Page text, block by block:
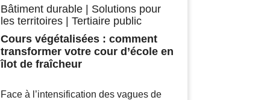
Bâtiment durable
Solutions pour
les territoires
Tertiaire public
Cours végétalisées : comment
transformer votre cour d’école en
îlot de fraîcheur
Face à l’intensification des vagues de